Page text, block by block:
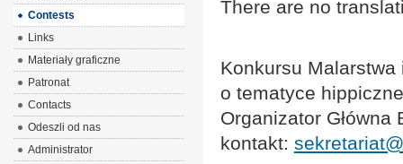
There are no
Konkursu Malarstwa
o tematyce
Organizator
kontakt:
Contests
Links
Materiały graficzne
Patronat
Contacts
Odeszli od nas
Administrator